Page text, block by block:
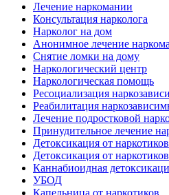
Лечение наркомании
Консультация нарколога
Нарколог на дом
Анонимное лечение
Снятие ломки на дому
Наркологический центр
Наркологическая помощь
Ресоциализация
Реабилитация
Лечение подростковой
Принудительное лечение
Детоксикация от наркотиков
Детоксикация от
Каннабиоидная
УБОД
Капельница от наркотиков